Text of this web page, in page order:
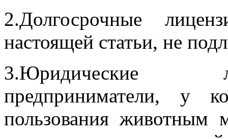
2.Долгосрочные
настоящей статьи, не
3.Юридические
предприниматели, у
пользования животным